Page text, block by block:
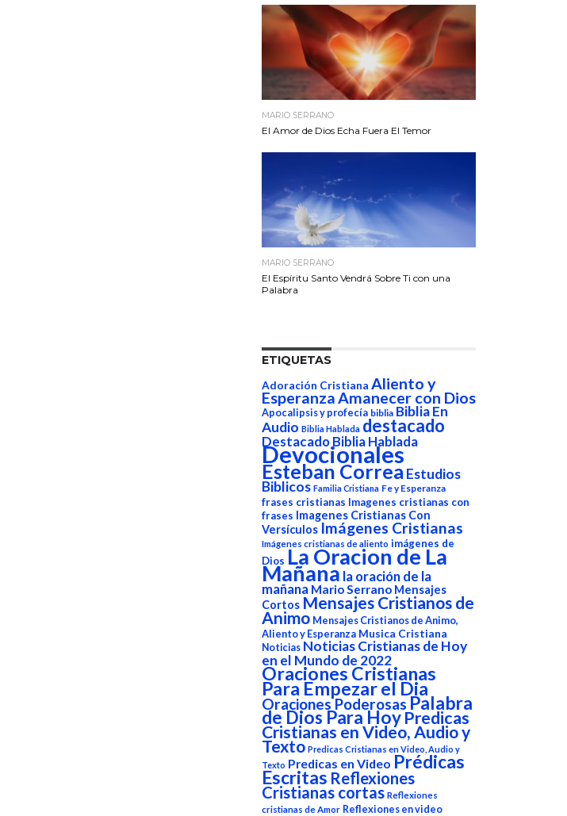
MARIO SERRANO
El Amor de Dios Echa Fuera El Temor
MARIO SERRANO
El Espíritu Santo Vendrá Sobre Ti con una
Palabra
ETIQUETAS
Adoración Cristiana Aliento y
EsperanzaAmanecer con Dios
Apocalipsis y profecía biblia Biblia En
Audio Biblia Hablada destacado
Destacado Biblia Hablada
Devocionales
Esteban Correa Estudios
Biblicos Familia Cristiana Fe y Esperanza
frases cristianas Imagenes cristianas con
frases Imagenes Cristianas Con
Versículos Imágenes Cristianas
Imágenes cristianas de aliento imágenes de
Dios La Oracion de La
Mañana la oración de la
mañana Mario Serrano Mensajes
Cortos Mensajes Cristianos de
Animo Mensajes Cristianos de Animo,
Aliento y Esperanza Musica Cristiana
Noticias Noticias Cristianas de Hoy
en el Mundo de 2022
Oraciones Cristianas
Para Empezar el Dia
Oraciones Poderosas Palabra
de Dios Para HoyPredicas
Cristianas en Video, Audio y
Texto Predicas Cristianas en Video, Audio y
Texto Predicas en Video Prédicas
Escritas Reflexiones
Cristianas cortas Reflexiones
cristianas de Amor Reflexiones en video